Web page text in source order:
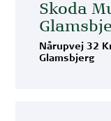
Skoda
Nårupvej 32
Glamsbjerg